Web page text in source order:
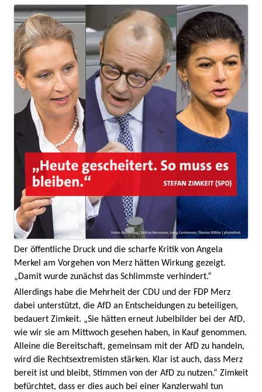
Der öffentliche Druck und die scharfe Kritik von Angela
Merkel am Vorgehen von Merz hätten Wirkung gezeigt.
„Damit wurde zunächst das Schlimmste verhindert.“
Allerdings habe die Mehrheit der CDU und der FDP Merz
dabei unterstützt, die AfD an Entscheidungen zu beteiligen,
bedauert Zimkeit. „Sie hätten erneut Jubelbilder bei der AfD,
wie wir sie am Mittwoch gesehen haben, in Kauf genommen.
Alleine die Bereitschaft, gemeinsam mit der AfD zu handeln,
wird die Rechtsextremisten stärken. Klar ist auch, dass Merz
bereit ist und bleibt, Stimmen von der AfD zu nutzen.“ Zimkeit
befürchtet, dass er dies auch bei einer Kanzlerwahl tun